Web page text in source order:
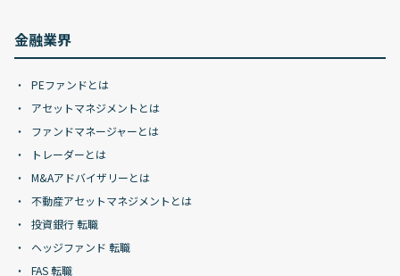
金融業界
PEファンドとは
アセットマネジメントとは
ファンドマネージャーとは
トレーダーとは
M&Aアドバイザリーとは
不動産アセットマネジメントとは
投資銀行 転職
ヘッジファンド 転職
FAS 転職